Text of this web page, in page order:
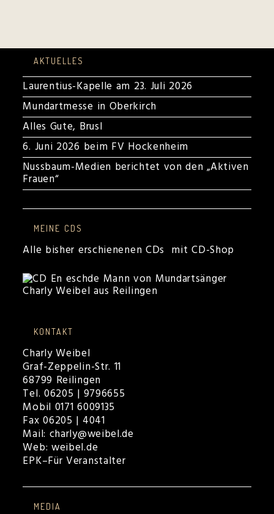
AKTUELLES
Laurentius-Kapelle am 23. Juli 2026
Mundartmesse in Oberkirch
Alles Gute, Brusl
6. Juni 2026 beim FV Hockenheim
Nussbaum-Medien berichtet von den „Aktiven
Frauen“
MEINE CDS
Alle bisher erschienenen CDs mit CD-Shop
KONTAKT
Charly Weibel
Graf-Zeppelin-Str. 11
68799 Reilingen
Tel. 06205 | 9796655
Mobil 0171 6009135
Fax 06205 | 4041
Mail: charly@weibel.de
Web: weibel.de
EPK–Für Veranstalter
MEDIA